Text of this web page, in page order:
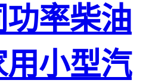
率柴油
小型汽